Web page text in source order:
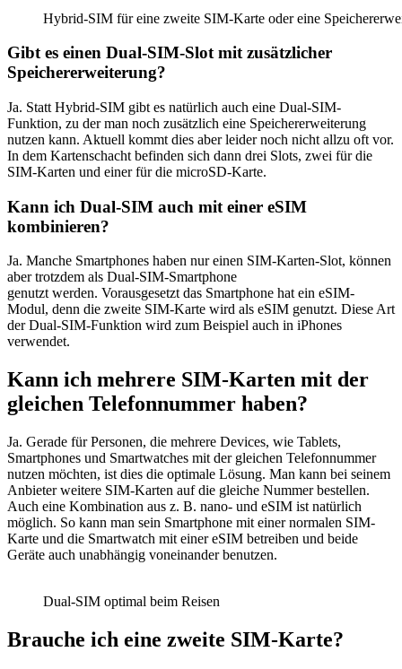
Hybrid-SIM für eine zweite SIM-Karte oder eine
Gibt es einen Dual-SIM-Slot mit zusätzlicher
Speichererweiterung?
Ja. Statt Hybrid-SIM gibt es natürlich auch eine Dual-SIM-
Funktion, zu der man noch zusätzlich eine Speichererweiterung
nutzen kann. Aktuell kommt dies aber leider noch nicht allzu oft vor.
In dem Kartenschacht befinden sich dann drei Slots, zwei für die
SIM-Karten und einer für die microSD-Karte.
Kann ich Dual-SIM auch mit einer eSIM
kombinieren?
Ja. Manche Smartphones haben nur einen SIM-Karten-Slot, können
aber trotzdem als Dual-SIM-Smartphone
genutztwerden. Vorausgesetzt das Smartphone hat ein eSIM-
Modul, denn die zweite SIM-Karte wird als eSIM genutzt. Diese Art
der Dual-SIM-Funktion wird zum Beispiel auch in iPhones
verwendet.
Kann ich mehrere SIM-Karten mit der
gleichen Telefonnummer haben?
Ja. Gerade für Personen, die mehrere Devices, wie Tablets,
Smartphones und Smartwatches mit der gleichen Telefonnummer
nutzen möchten, ist dies die optimale Lösung. Man kann bei seinem
Anbieter weitere SIM-Karten auf die gleiche Nummer bestellen.
Auch eine Kombination aus z. B. nano- und eSIM ist natürlich
möglich. So kann man sein Smartphone mit einer normalen SIM-
Karte und die Smartwatch mit einer eSIM betreiben und beide
Geräte auch unabhängig voneinander benutzen.
Dual-SIM optimal beim Reisen
Brauche ich eine zweite SIM-Karte?